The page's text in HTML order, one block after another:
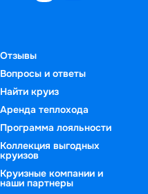
Отзывы
Вопросы и ответы
Найти круиз
Аренда теплохода
Программа лояльности
Коллекция выгодных
круизов
Круизные компании и
наши партнеры